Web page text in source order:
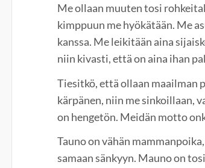
Me ollaan muuten tosi
kimppuun me hyökätään. Me
kanssa. Me leikitään aina
niin kivasti, että on aina ihan
Tiesitkö, että ollaan maailman
kärpänen, niin me sinkoillaan,
on hengetön. Meidän motto
Tauno on vähän
samaan sänkyyn. Mauno on